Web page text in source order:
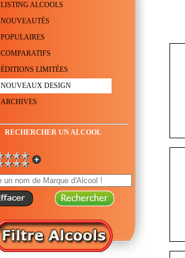
LISTING ALCOOLS
NOUVEAUTÉS
POPULAIRES
COMPARATIFS
ÉDITIONS LIMITÉES
NOUVEAUX DESIGN
ARCHIVES
RECHERCHER UN ALCOOL